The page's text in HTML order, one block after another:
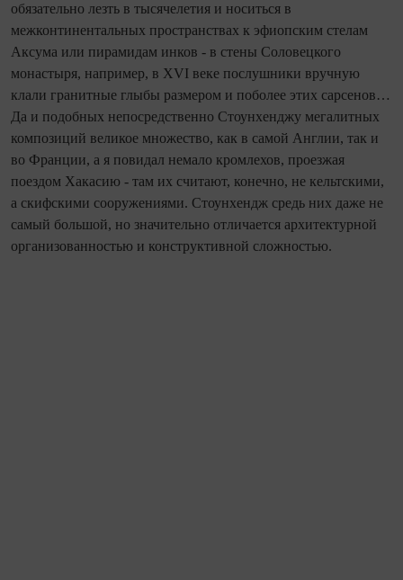
обязательно лезть в тысячелетия и носиться в
межконтинентальных пространствах к эфиопским стелам
Аксума или пирамидам инков - в стены Соловецкого
монастыря, например, в XVI веке послушники вручную
клали гранитные глыбы размером и поболее этих сарсенов…
Да и подобных непосредственно Стоунхенджу мегалитных
композиций великое множество, как в самой Англии, так и
во Франции, а я повидал немало кромлехов, проезжая
поездом Хакасию - там их считают, конечно, не кельтскими,
а скифскими сооружениями. Стоунхендж средь них даже не
самый большой, но значительно отличается архитектурной
организованностью и конструктивной сложностью.